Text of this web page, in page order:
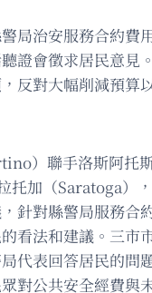
局治安服務合約費
證會徵求居民意見
反對大幅削減預算
）聯手洛斯阿托
加（Saratoga）
針對縣警局服務合
看法和建議。三市
代表回答居民的問
對公共安全經費與